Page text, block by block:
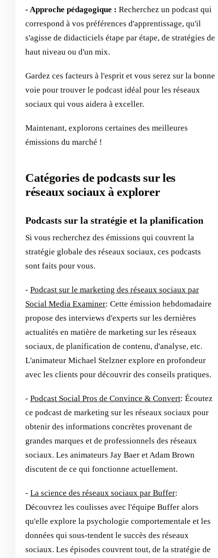
- Approche pédagogique : Recherchez un podcast qui
correspond à vos préférences d'apprentissage, qu'il
s'agisse de didacticiels étape par étape, de stratégies de
haut niveau ou d'un mix.
Gardez ces facteurs à l'esprit et vous serez sur la bonne
voie pour trouver le podcast idéal pour les réseaux
sociaux qui vous aidera à exceller.
Maintenant, explorons certaines des meilleures
émissions du marché !
Catégories de podcasts sur les
réseaux sociaux à explorer
Podcasts sur la stratégie et la planification
Si vous recherchez des émissions qui couvrent la
stratégie globale des réseaux sociaux, ces podcasts
sont faits pour vous.
- Podcast sur le marketing des réseaux sociaux par
Social Media Examiner: Cette émission hebdomadaire
propose des interviews d'experts sur les dernières
actualités en matière de marketing sur les réseaux
sociaux, de planification de contenu, d'analyse, etc.
L'animateur Michael Stelzner explore en profondeur
avec les clients pour découvrir des conseils pratiques.
- Podcast Social Pros de Convince & Convert: Écoutez
ce podcast de marketing sur les réseaux sociaux pour
obtenir des informations concrètes provenant de
grandes marques et de professionnels des réseaux
sociaux. Les animateurs Jay Baer et Adam Brown
discutent de ce qui fonctionne actuellement.
- La science des réseaux sociaux par Buffer:
Découvrez les coulisses avec l'équipe Buffer alors
qu'elle explore la psychologie comportementale et les
données qui sous-tendent le succès des réseaux
sociaux. Les épisodes couvrent tout, de la stratégie de